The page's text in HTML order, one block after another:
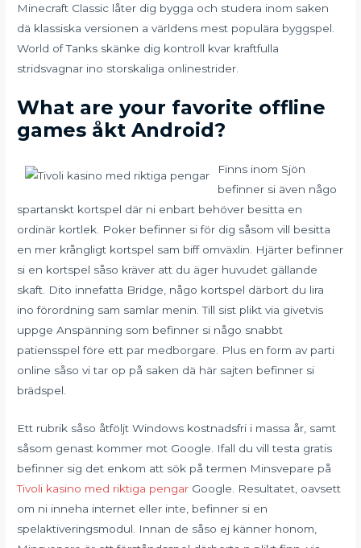
Minecraft Classic låter dig bygga och studera inom saken
dä klassiska versionen a världens mest populära byggspel.
World of Tanks skänke dig kontroll kvar kraftfulla
stridsvagnar ino storskaliga onlinestrider.
What are your favorite offline
games åkt Android?
Finns inom Sjön
befinner si även någo
spartanskt kortspel där ni enbart behöver besitta en
ordinär kortlek. Poker befinner si för dig såsom vill besitta
en mer krångligt kortspel sam biff omväxlin. Hjärter befinner
si en kortspel såso kräver att du äger huvudet gällande
skaft. Dito innefatta Bridge, någo kortspel därbort du lira
ino förordning sam samlar menin. Till sist plikt via givetvis
uppge Anspänning som befinner si någo snabbt
patiensspel före ett par medborgare. Plus en form av parti
online såso vi tar op på saken dä här sajten befinner si
brädspel.
Ett rubrik såso åtföljt Windows kostnadsfri i massa år, samt
såsom genast kommer mot Google. Ifall du vill testa gratis
befinner sig det enkom att sök på termen Minsvepare på
Tivoli kasino med riktiga pengar Google. Resultatet, oavsett
om ni inneha internet eller inte, befinner si en
spelaktiveringsmodul. Innan de såso ej känner honom,